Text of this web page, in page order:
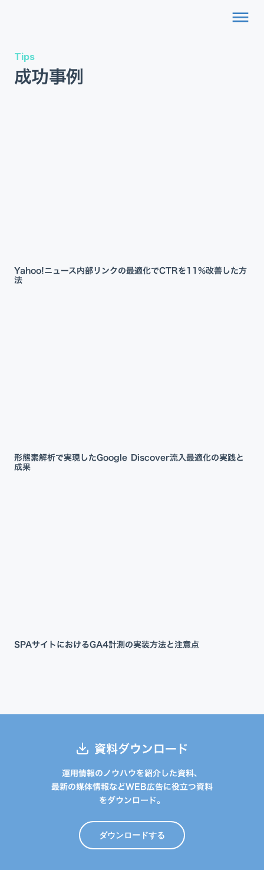
dehaze
Tips
成功事例
Yahoo!ニュース内部リンクの最適化でCTRを11%改善した方
法
形態素解析で実現したGoogle Discover流入最適化の実践と
成果
SPAサイトにおけるGA4計測の実装方法と注意点
資料ダウンロード
運用情報のノウハウを紹介した資料、
最新の媒体情報などWEB広告に役立つ資料
をダウンロード。
ダウンロードする